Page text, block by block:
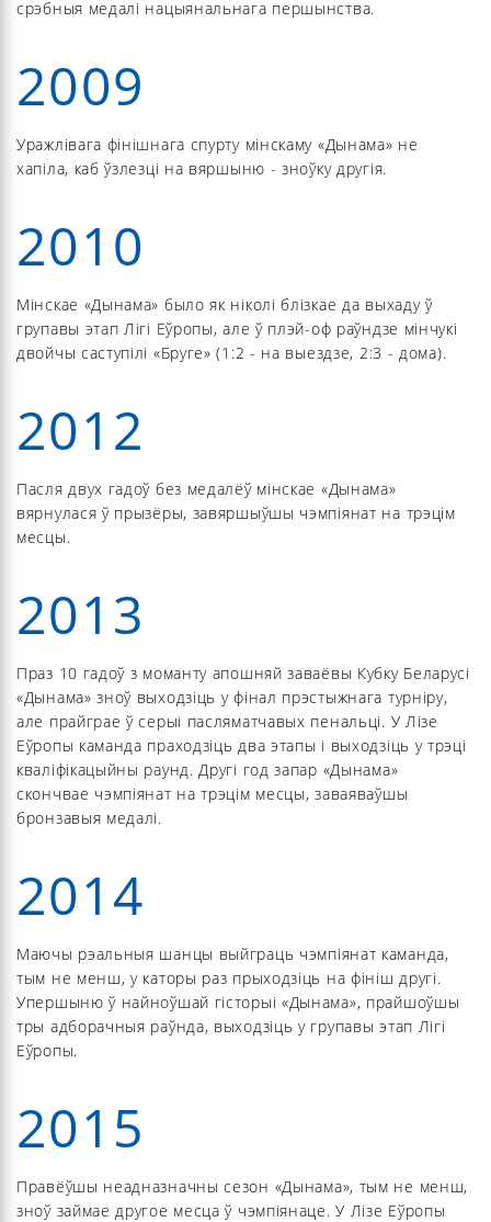
срэбныя медалі нацыянальнага першынства.
2009
Уражлівага фінішнага спурту мінскаму «Дынама» не
хапіла, каб ўзлезці на вяршыню - зноўку другія.
2010
Мінскае «Дынама» было як ніколі блізкае да выхаду ў
групавы этап Лігі Еўропы, але ў плэй-оф раўндзе мінчукі
двойчы саступілі «Бруге» (1:2 - на выездзе, 2:3 - дома).
2012
Пасля двух гадоў без медалёў мінскае «Дынама»
вярнулася ў прызёры, завяршыўшы чэмпіянат на трэцім
месцы.
2013
Праз 10 гадоў з моманту апошняй заваёвы Кубку Беларусі
«Дынама» зноў выходзіць у фінал прэстыжнага турніру,
але прайграе ў серыі пасляматчавых пенальці. У Лізе
Еўропы каманда праходзіць два этапы і выходзіць у трэці
кваліфікацыйны раунд. Другі год запар «Дынама»
скончвае чэмпіянат на трэцім месцы, заваяваўшы
бронзавыя медалі.
2014
Маючы рэальныя шанцы выйграць чэмпіянат каманда,
тым не менш, у каторы раз прыходзіць на фініш другі.
Упершыню ў найноўшай гісторыі «Дынама», прайшоўшы
тры адборачныя раўнда, выходзіць у групавы этап Лігі
Еўропы.
2015
Правёўшы неадназначны сезон «Дынама», тым не менш,
зноў займае другое месца ў чэмпіянаце. У Лізе Еўропы